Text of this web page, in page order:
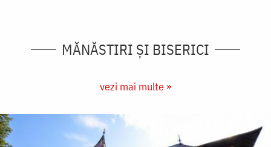
MĂNĂSTIRI ȘI BISERICI
vezi mai multe »